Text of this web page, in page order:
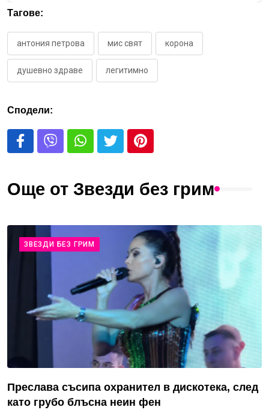
Тагове:
антония петрова мис свят корона
душевно здраве легитимно
Сподели:
Още от Звезди без грим
ЗВЕЗДИ БЕЗ ГРИМ
Преслава съсипа охранител в дискотека, след
като грубо блъсна неин фен